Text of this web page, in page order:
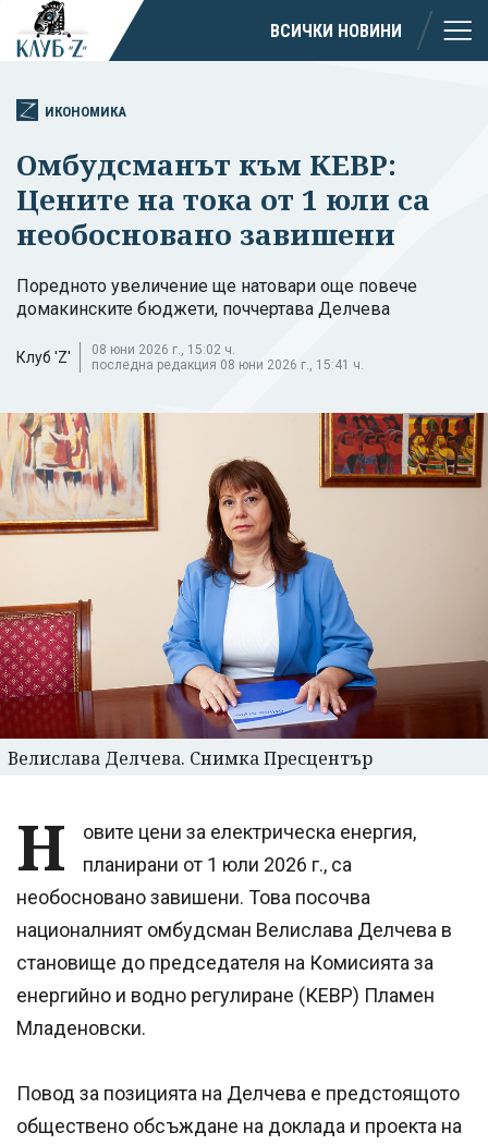
ВСИЧКИ НОВИНИ
ИКОНОМИКА
Омбудсманът към КЕВР:
Цените на тока от 1 юли са
необосновано завишени
Поредното увеличение ще натовари още повече
домакинските бюджети, поччертава Делчева
Клуб 'Z'
08 юни 2026 г., 15:02 ч.
последна редакция 08 юни 2026 г., 15:41 ч.
Велислава Делчева. Снимка Пресцентър
Н
овите цени за електрическа енергия,
планирани от 1 юли 2026 г., са
необосновано завишени. Това посочва
националният омбудсман Велислава Делчева в
становище до председателя на Комисията за
енергийно и водно регулиране (КЕВР) Пламен
Младеновски.
Повод за позицията на Делчева е предстоящото
обществено обсъждане на доклада и проекта на